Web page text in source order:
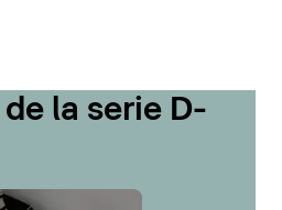
la serie D-